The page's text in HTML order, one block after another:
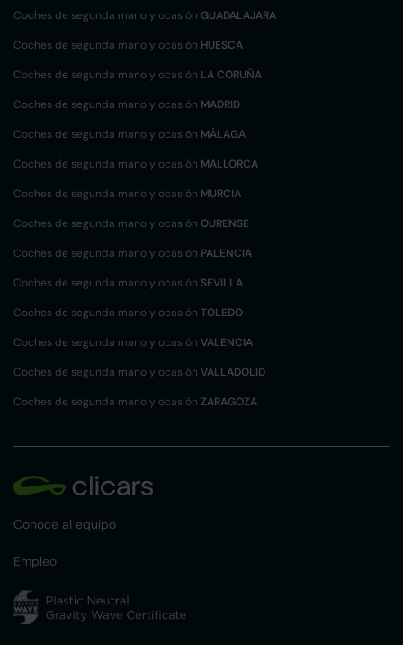
Coches de segunda mano y ocasión GUADALAJARA
Coches de segunda mano y ocasión HUESCA
Coches de segunda mano y ocasión LA CORUÑA
Coches de segunda mano y ocasión MADRID
Coches de segunda mano y ocasión MÁLAGA
Coches de segunda mano y ocasión MALLORCA
Coches de segunda mano y ocasión MURCIA
Coches de segunda mano y ocasión OURENSE
Coches de segunda mano y ocasión PALENCIA
Coches de segunda mano y ocasión SEVILLA
Coches de segunda mano y ocasión TOLEDO
Coches de segunda mano y ocasión VALENCIA
Coches de segunda mano y ocasión VALLADOLID
Coches de segunda mano y ocasión ZARAGOZA
Conoce al equipo
Empleo